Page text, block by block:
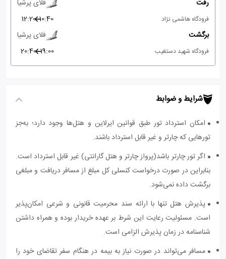
رفت فلای پرشیا
فرودگاه هاشمی نژاد 10:40
12:20
برگشت
فلای پرشیا
فرودگاه شهید دستغیب 19:00
20:40
شرایط و ضوابط
امکان استرداد تور طبق قوانین ایرلاین و هتل‌ها وجود دارد؛ به‌جز
تورهایی که چارتر و غیر قابل استرداد باشند.
اگر تور چارتر باشد(پرواز چارتر و هتل گارانتی) غیر قابل استرداد است.
بنابراین در صورت درخواست کنسلی کل مبلغ از مسافر دریافت و مبلغی
برگشت داده نمی‌شود.
پذیرش هتل تنها با ارائه سند محرمیت قانونی و شرعی امکان‌پذیر
است. مسئولیت رعایت این شرط بر عهده خریدار بوده و همراه داشتن
شناسنامه در زمان پذیرش الزامی است.
مسافر می‌تواند در صورت نیاز به بیمه در هنگام سفر تقاضای خود را